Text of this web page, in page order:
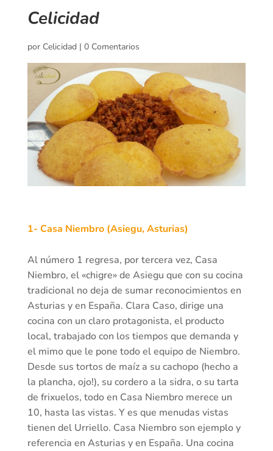
Celicidad
por Celicidad| 0 Comentarios
1- Casa Niembro (Asiegu, Asturias)
Al número 1 regresa, por tercera vez, Casa
Niembro, el «chigre» de Asiegu que con su cocina
tradicional no deja de sumar reconocimientos en
Asturias y en España. Clara Caso, dirige una
cocina con un claro protagonista, el producto
local, trabajado con los tiempos que demanda y
el mimo que le pone todo el equipo de Niembro.
Desde sus tortos de maíz a su cachopo (hecho a
la plancha, ojo!), su cordero a la sidra, o su tarta
de frixuelos, todo en Casa Niembro merece un
10, hasta las vistas. Y es que menudas vistas
tienen del Urriello. Casa Niembro son ejemplo y
referencia en Asturias y en España. Una cocina